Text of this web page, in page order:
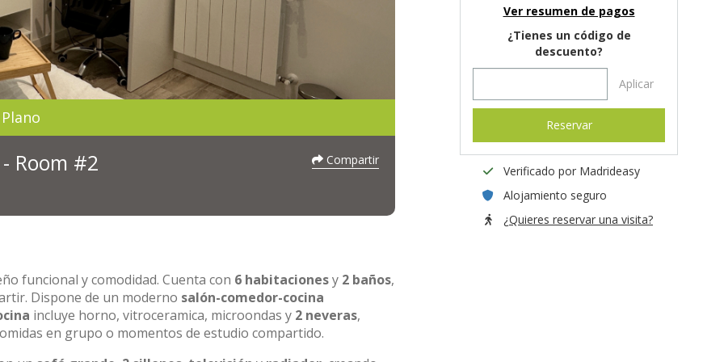
Plano
Room #2 Compartir
funcional y comodidad. Cuenta con 6 habitacionesy 2 baños,
Dispone de un moderno salón-comedor-cocina
incluye horno, vitroceramica, microondas y 2 neveras,
en grupo o momentos de estudio compartido.
Ver resumen de pagos
¿Tienes un código de
descuento?
Aplicar
Reservar
Verificado por Madrideasy
Alojamiento seguro
¿Quieres reservar una visita?